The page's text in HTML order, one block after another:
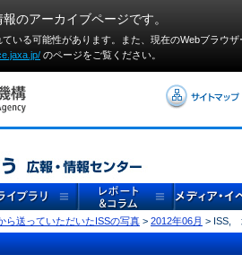
のアーカイブページです。
いる可能性があります。また、現在のWebブラウ
のページをご覧ください。
ら送っていただいたISSの写真 > 2012年06月 > ISS,